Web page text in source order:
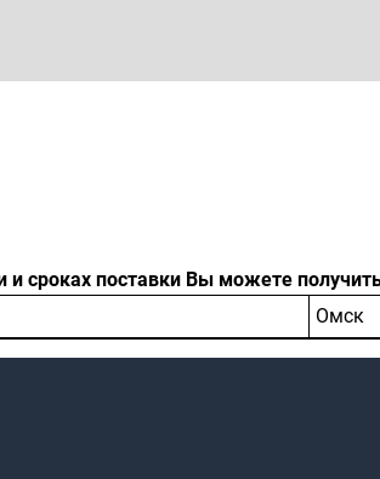
сроках поставки Вы можете
Омск